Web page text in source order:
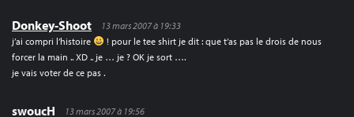
Donkey-Shoot
13 mars 2007 à 19:33
j’ai compri l’histoire
! pour le tee shirt je dit : que t’as pas le drois de nous
forcer la main .. XD .. je … je ? OK je sort ….
je vais voter de ce pas .
swoucH 13 mars 2007 à 19:56